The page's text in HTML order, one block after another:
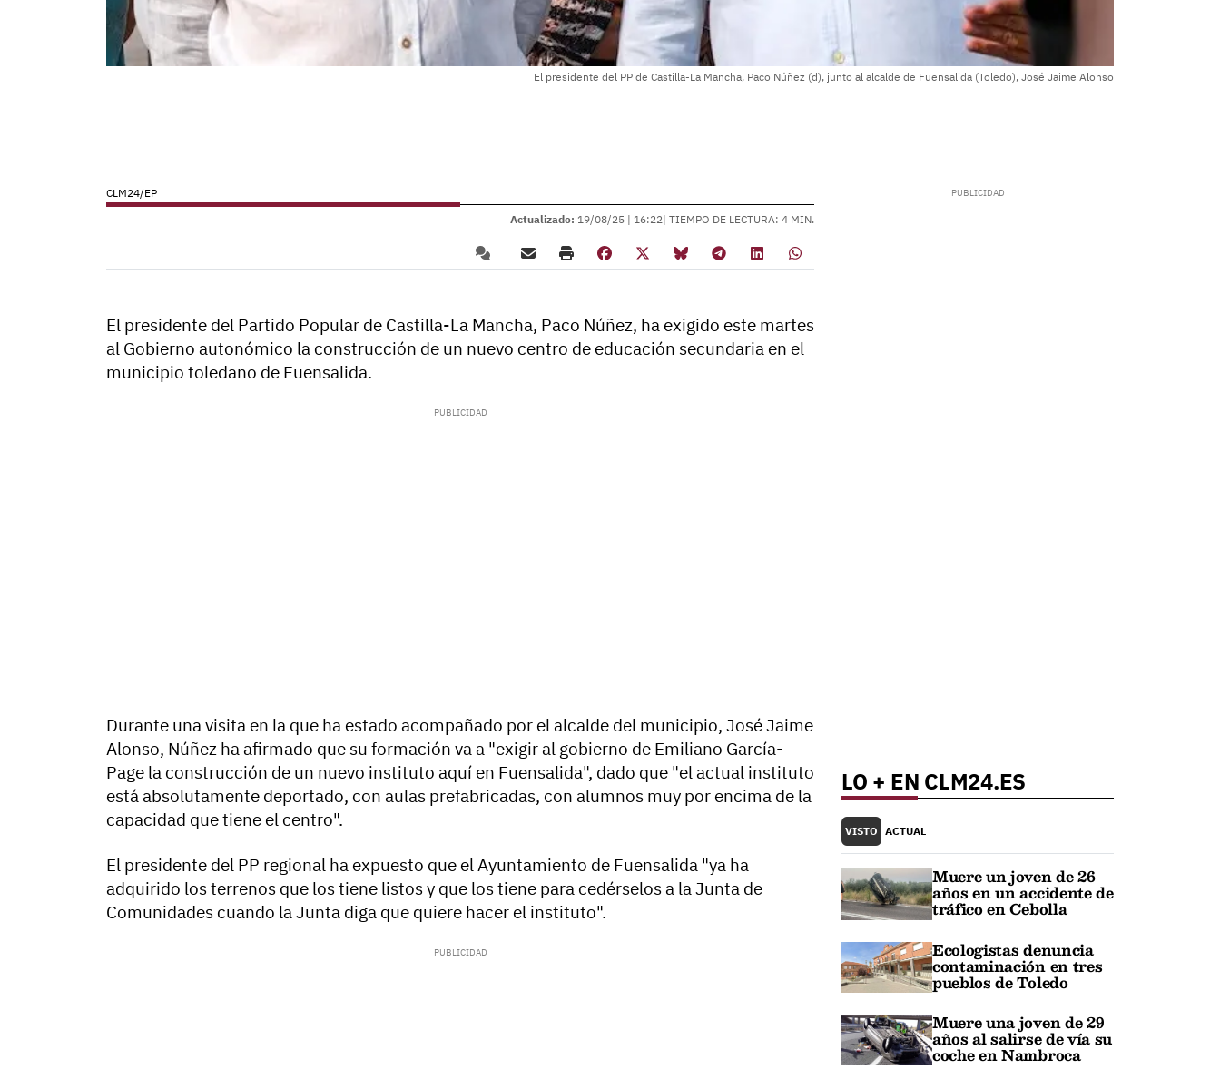
El presidente del PP de Castilla-La Mancha, Paco Núñez (d), junto al alcalde de Fuensalida (Toledo), José Jaime Alonso
CLM24/EP
Actualizado: 19/08/25 | 16:22| TIEMPO DE LECTURA: 4 MIN.
El presidente del Partido Popular de Castilla-La Mancha, Paco Núñez, ha exigido este martes
al Gobierno autonómico la construcción de un nuevo centro de educación secundaria en el
municipio toledano de Fuensalida.
Durante una visita en la que ha estado acompañado por el alcalde del municipio, José Jaime
Alonso, Núñez ha afirmado que su formación va a "exigir al gobierno de Emiliano García-
Page la construcción de un nuevo instituto aquí en Fuensalida", dado que "el actual instituto
está absolutamente deportado, con aulas prefabricadas, con alumnos muy por encima de la
capacidad que tiene el centro".
El presidente del PP regional ha expuesto que el Ayuntamiento de Fuensalida "ya ha
adquirido los terrenos que los tiene listos y que los tiene para cedérselos a la Junta de
Comunidades cuando la Junta diga que quiere hacer el instituto".
LO + EN CLM24.ES
VISTO ACTUAL
Muere un joven de 26
años en un accidente de
tráfico en Cebolla
Ecologistas denuncia
contaminación en tres
pueblos de Toledo
Muere una joven de 29
años al salirse de vía su
coche en Nambroca